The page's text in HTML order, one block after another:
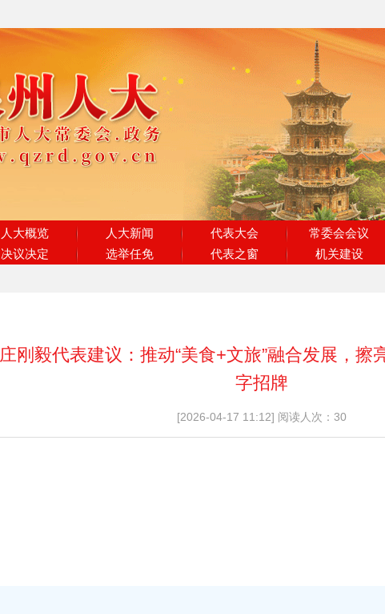
人大概览 人大新闻 代表大会 常委会会议
决议决定 选举任免 代表之窗 机关建设
庄刚毅代表建议：推动“美食+文旅”融合发展，擦
字招牌
[2026-04-17 11:12] 阅读人次：30